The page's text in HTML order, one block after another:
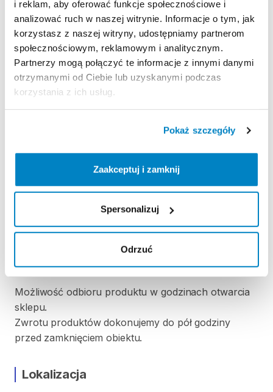
i reklam, aby oferować funkcje społecznościowe i
analizować ruch w naszej witrynie. Informacje o tym, jak
korzystasz z naszej witryny, udostępniamy partnerom
społecznościowym, reklamowym i analitycznym.
Partnerzy mogą połączyć te informacje z innymi danymi
otrzymanymi od Ciebie lub uzyskanymi podczas
korzystania z ich usług.
Pokaż szczegóły
Zaakceptuj i zamknij
Spersonalizuj
Odrzuć
Regulamin wypożyczalni
KAUCJA
Nie pobieramy kaucji za wypożyczenie tego
Poniedziałek: 9:00 - 21:00
Wtorek: 9:00 - 21:00
Czwartek: 9:00 - 21:00
Piątek: 9:00 - 21:00
Możliwość odbioru produktu w godzinach otwarcia
sklepu.
Zwrotu produktów dokonujemy do pół godziny
przed zamknięciem obiektu.
Lokalizacja